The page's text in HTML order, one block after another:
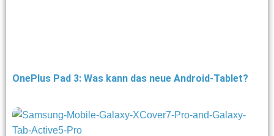
OnePlus Pad 3: Was kann das neue Android-Tablet?